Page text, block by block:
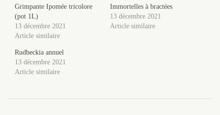
Grimpante Ipomée tricolore
(pot 1L)
13 décembre 2021
Article similaire
Immortelles à bractées
13 décembre 2021
Article similaire
Rudbeckia annuel
13 décembre 2021
Article similaire